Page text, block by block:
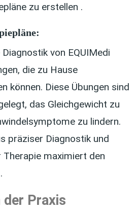
zu erstellen .
von EQUIMedi
die zu Hause
können. Diese Übungen sind
das Gleichgewicht zu
zu lindern.
präziser Diagnostik und
maximiert den
der Praxis